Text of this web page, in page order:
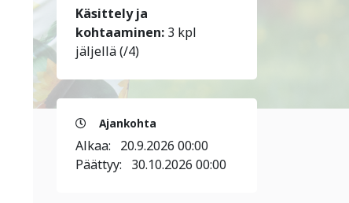
Käsittely ja
kohtaaminen: 3 kpl
jäljellä (/4)
Ajankohta
Alkaa: 20.9.2026 00:00
Päättyy: 30.10.2026 00:00